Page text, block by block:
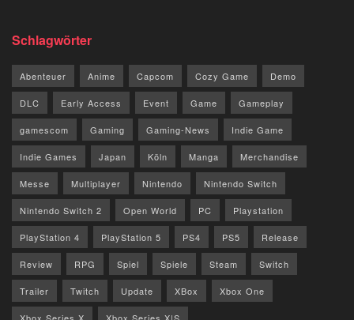
Schlagwörter
Abenteuer Anime Capcom Cozy Game Demo
DLC Early Access Event Game Gameplay
gamescom Gaming Gaming-News Indie Game
Indie Games Japan Köln Manga Merchandise
Messe Multiplayer Nintendo Nintendo Switch
Nintendo Switch 2 Open World PC Playstation
PlayStation 4 PlayStation 5 PS4 PS5 Release
Review RPG Spiel Spiele Steam Switch
Trailer Twitch Update XBox Xbox One